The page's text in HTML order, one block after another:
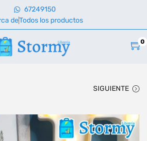
67249150
deTodos los productos
0
SIGUIENTE